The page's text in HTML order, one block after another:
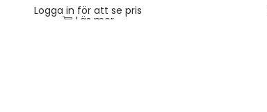
Logga in för att se pris
Läs mer